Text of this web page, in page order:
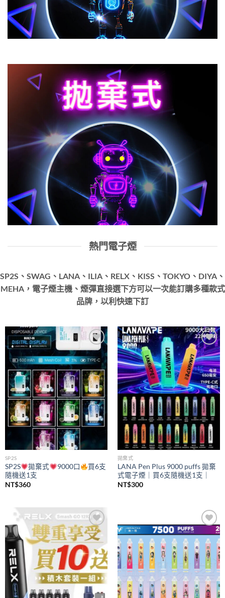
熱門電子煙
SP2S、SWAG、LANA、ILIA、RELX、KISS、TOKYO、DIYA、
MEHA，電子煙主機、煙彈直接選下方可以一次能訂購多種款式
品牌，以利快速下訂
Add to
wishlist
SP2S
SP2S 拋棄式 9000口
買6支
隨機送1支
NT$360
Add to
wishlist
拋棄式
LANA Pen Plus 9000 puffs 拋棄
式電子煙｜買6支隨機送1支｜
NT$300
Add to
wishlist
Add to
wishlist